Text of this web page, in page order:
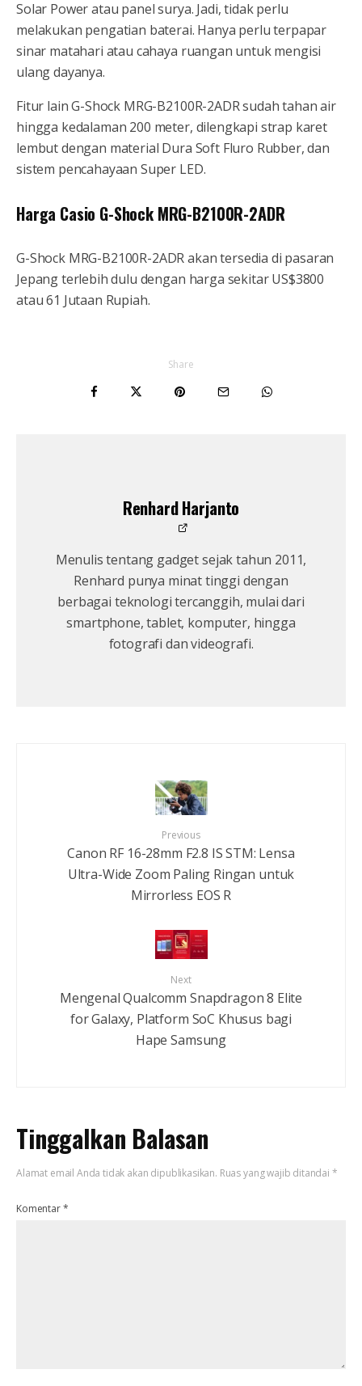
Solar Power atau panel surya. Jadi, tidak perlu
melakukan pengatian baterai. Hanya perlu terpapar
sinar matahari atau cahaya ruangan untuk mengisi
ulang dayanya.
Fitur lain G-Shock MRG-B2100R-2ADR sudah tahan air
hingga kedalaman 200 meter, dilengkapi strap karet
lembut dengan material Dura Soft Fluro Rubber, dan
sistem pencahayaan Super LED.
Harga Casio G-Shock MRG-B2100R-2ADR
G-Shock MRG-B2100R-2ADR akan tersedia di pasaran
Jepang terlebih dulu dengan harga sekitar US$3800
atau 61 Jutaan Rupiah.
Share
Renhard Harjanto
Menulis tentang gadget sejak tahun 2011,
Renhard punya minat tinggi dengan
berbagai teknologi tercanggih, mulai dari
smartphone, tablet, komputer, hingga
fotografi dan videografi.
Previous
Canon RF 16-28mm F2.8 IS STM: Lensa
Ultra-Wide Zoom Paling Ringan untuk
Mirrorless EOS R
Next
Mengenal Qualcomm Snapdragon 8 Elite
for Galaxy, Platform SoC Khusus bagi
Hape Samsung
Tinggalkan Balasan
Alamat email Anda tidak akan dipublikasikan. Ruas yang wajib ditandai *
Komentar*